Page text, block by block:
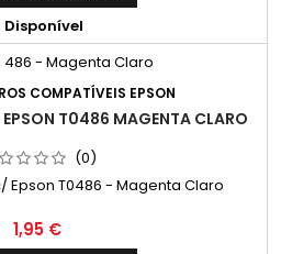
Disponível
COMPATÍVEIS EPSON
T0486 MAGENTA CLARO
(0)
Epson T0486 - Magenta Claro
Preço
1,95 €